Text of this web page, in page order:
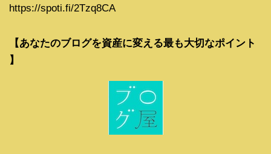
https://spoti.fi/2Tzq8CA
【あなたのブログを資産に変える最も大切なポイント
】